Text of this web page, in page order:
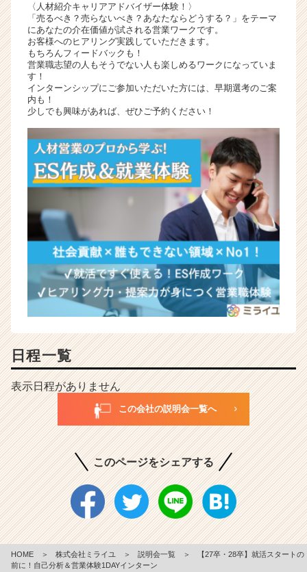
（C
h
e
e
r
C
r
e
e
r）
〈人材紹介キャリアアドバイザー体験！〉
「売るべき？売らないべき？あなたならどうする？」をテーマ
にあなたの介在価値が試される営業ワークです。
お客様へのヒアリング実践していただきます。
もちろんフィードバックも！
営業職志望の人もそうでない人も楽しめるワークになっていま
す！
インターンシップにご参加いただいた方には、早期選考のご案
内も！
少しでも興味があれば、ぜひご予約ください！
日程一覧
表示日程がありません
この会社の説明会一覧へ
このページをシェアする
HOME ＞ 株式会社ミライユ ＞ 説明会一覧 ＞
【27卒・28卒】就活スタートの
前に！自己分析＆営業体験1DAYインターン